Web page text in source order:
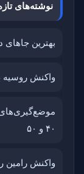
نوشته‌های
بهترین جاهای
واکنش روسیه
موضع‌گیری‌های
۴۰ و ۵۰
واکنش رامین